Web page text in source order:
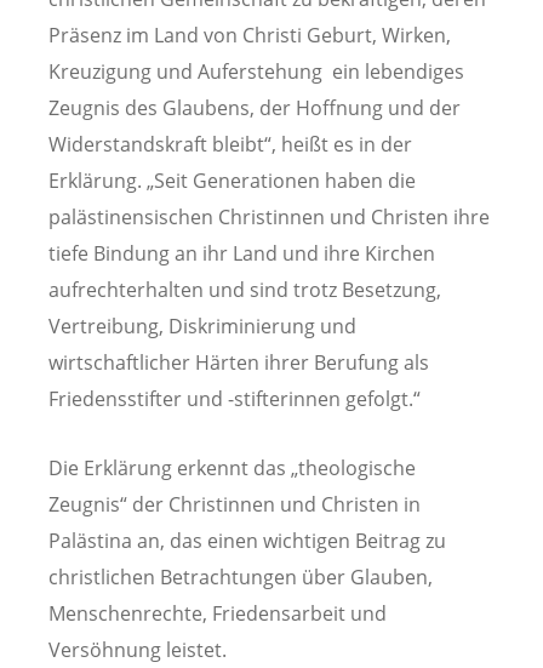
Präsenz im Land von Christi Geburt, Wirken,
Kreuzigung und Auferstehung ein lebendiges
Zeugnis des Glaubens, der Hoffnung und der
Widerstandskraft bleibt“, heißt es in der
Erklärung. „Seit Generationen haben die
palästinensischen Christinnen und Christen ihre
tiefe Bindung an ihr Land und ihre Kirchen
aufrechterhalten und sind trotz Besetzung,
Vertreibung, Diskriminierung und
wirtschaftlicher Härten ihrer Berufung als
Friedensstifter und -stifterinnen gefolgt.“
Die Erklärung erkennt das „theologische
Zeugnis“ der Christinnen und Christen in
Palästina an, das einen wichtigen Beitrag zu
christlichen Betrachtungen über Glauben,
Menschenrechte, Friedensarbeit und
Versöhnung leistet.